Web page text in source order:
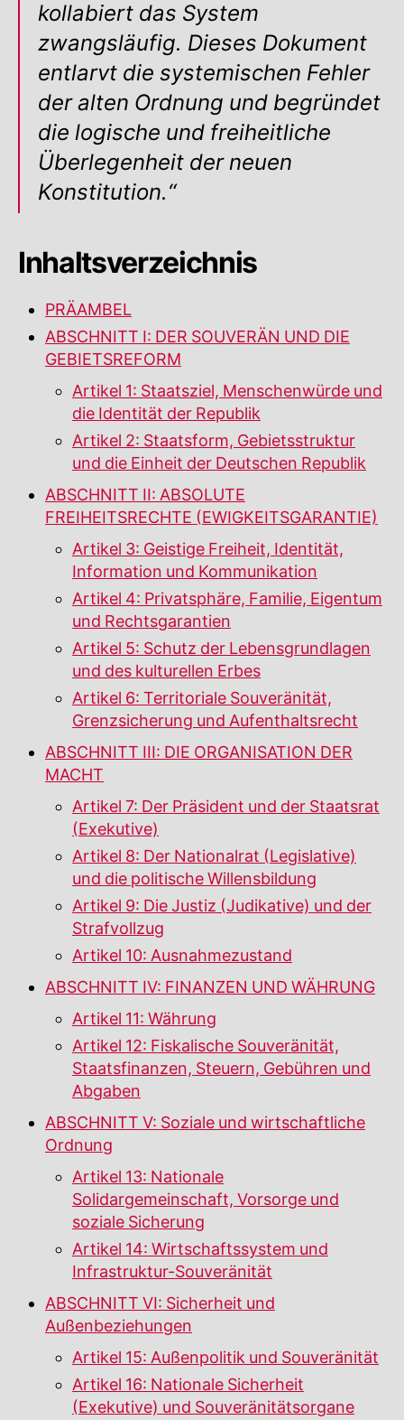
kollabiert das System
zwangsläufig. Dieses Dokument
entlarvt die systemischen Fehler
der alten Ordnung und begründet
die logische und freiheitliche
Überlegenheit der neuen
Konstitution.“
Inhaltsverzeichnis
PRÄAMBEL
ABSCHNITT I: DER SOUVERÄN UND DIE
GEBIETSREFORM
Artikel 1: Staatsziel, Menschenwürde und
die Identität der Republik
Artikel 2: Staatsform, Gebietsstruktur
und die Einheit der Deutschen Republik
ABSCHNITT II: ABSOLUTE
FREIHEITSRECHTE (EWIGKEITSGARANTIE)
Artikel 3: Geistige Freiheit, Identität,
Information und Kommunikation
Artikel 4: Privatsphäre, Familie, Eigentum
und Rechtsgarantien
Artikel 5: Schutz der Lebensgrundlagen
und des kulturellen Erbes
Artikel 6: Territoriale Souveränität,
Grenzsicherung und Aufenthaltsrecht
ABSCHNITT III: DIE ORGANISATION DER
MACHT
Artikel 7: Der Präsident und der Staatsrat
(Exekutive)
Artikel 8: Der Nationalrat (Legislative)
und die politische Willensbildung
Artikel 9: Die Justiz (Judikative) und der
Strafvollzug
Artikel 10: Ausnahmezustand
ABSCHNITT IV: FINANZEN UND WÄHRUNG
Artikel 11: Währung
Artikel 12: Fiskalische Souveränität,
Staatsfinanzen, Steuern, Gebühren und
Abgaben
ABSCHNITT V: Soziale und wirtschaftliche
Ordnung
Artikel 13: Nationale
Solidargemeinschaft, Vorsorge und
soziale Sicherung
Artikel 14: Wirtschaftssystem und
Infrastruktur-Souveränität
ABSCHNITT VI: Sicherheit und
Außenbeziehungen
Artikel 15: Außenpolitik und Souveränität
Artikel 16: Nationale Sicherheit
(Exekutive) und Souveränitätsorgane